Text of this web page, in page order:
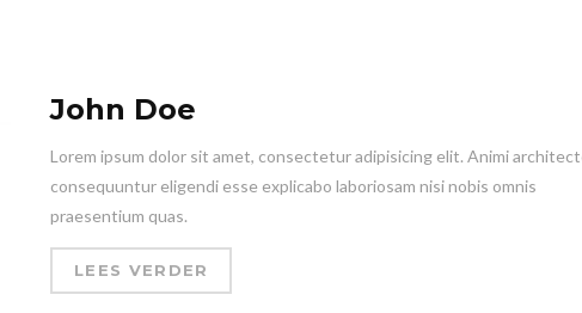
John Doe
Lorem ipsum dolor sit amet, consectetur adipisicing elit. Animi
consequuntur eligendi esse explicabo laboriosam nisi nobis omnis
praesentium quas.
LEES VERDER